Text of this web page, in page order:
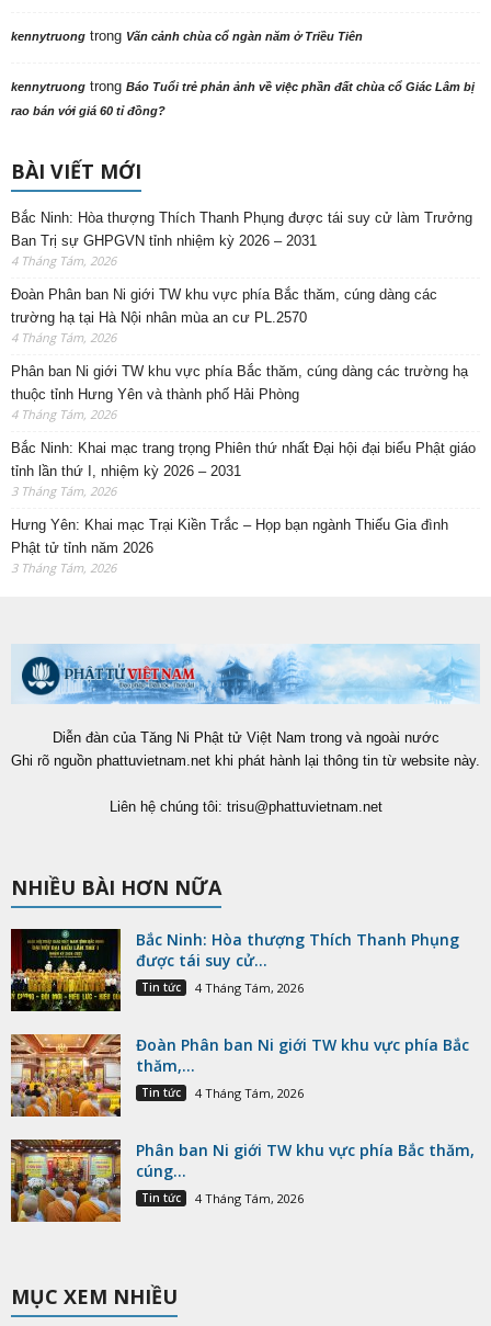
kennytruong trong Vãn cảnh chùa cổ ngàn năm ở Triều Tiên
kennytruong trong Báo Tuổi trẻ phản ảnh về việc phần đất chùa cổ Giác Lâm bị
rao bán với giá 60 tỉ đồng?
BÀI VIẾT MỚI
Bắc Ninh: Hòa thượng Thích Thanh Phụng được tái suy cử làm Trưởng
Ban Trị sự GHPGVN tỉnh nhiệm kỳ 2026 – 2031
4 Tháng Tám, 2026
Đoàn Phân ban Ni giới TW khu vực phía Bắc thăm, cúng dàng các
trường hạ tại Hà Nội nhân mùa an cư PL.2570
4 Tháng Tám, 2026
Phân ban Ni giới TW khu vực phía Bắc thăm, cúng dàng các trường hạ
thuộc tỉnh Hưng Yên và thành phố Hải Phòng
4 Tháng Tám, 2026
Bắc Ninh: Khai mạc trang trọng Phiên thứ nhất Đại hội đại biểu Phật giáo
tỉnh lần thứ I, nhiệm kỳ 2026 – 2031
3 Tháng Tám, 2026
Hưng Yên: Khai mạc Trại Kiền Trắc – Họp bạn ngành Thiếu Gia đình
Phật tử tỉnh năm 2026
3 Tháng Tám, 2026
Diễn đàn của Tăng Ni Phật tử Việt Nam trong và ngoài nước
Ghi rõ nguồn phattuvietnam.net khi phát hành lại thông tin từ website này.
Liên hệ chúng tôi: trisu@phattuvietnam.net
NHIỀU BÀI HƠN NỮA
Bắc Ninh: Hòa thượng Thích Thanh Phụng
được tái suy cử...
Tin tức 4 Tháng Tám, 2026
Đoàn Phân ban Ni giới TW khu vực phía Bắc
thăm,...
Tin tức 4 Tháng Tám, 2026
Phân ban Ni giới TW khu vực phía Bắc thăm,
cúng...
Tin tức 4 Tháng Tám, 2026
MỤC XEM NHIỀU